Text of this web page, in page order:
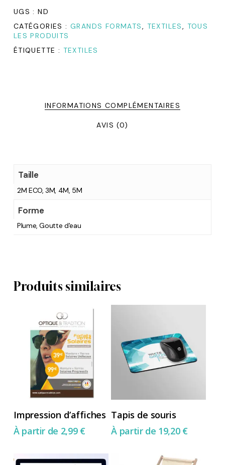
UGS :ND
CATÉGORIES :GRANDS FORMATS, TEXTILES, TOUS
LES PRODUITS
ÉTIQUETTE : TEXTILES
INFORMATIONS COMPLÉMENTAIRES
AVIS (0)
Taille
2M ECO, 3M, 4M, 5M
Forme
Plume, Goutte d'eau
Produits similaires
Choix Des Options
produit
a
Impression d’affiches
À partir de 2,99 €
Choix Des Options
produit
a
Tapis de souris
À partir de 19,20 €